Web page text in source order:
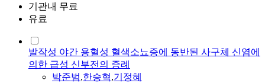
기관내 무료
유료
발작성 야간 용혈성 혈색소뇨증에 동반된 사구체 신염에
의한 급성 신부전의 증례
박준범,한승혁,기정혜